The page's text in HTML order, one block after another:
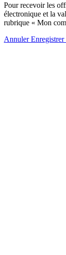
Pour recevoir les
électronique et la
rubrique « Mon
AnnulerEnregistrer